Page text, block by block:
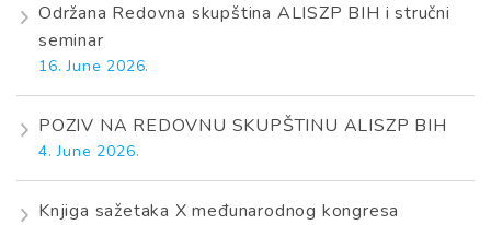
Održana Redovna skupština ALISZP BIH i stručni
seminar
16. June 2026.
POZIV NA REDOVNU SKUPŠTINU ALISZP BIH
4. June 2026.
Knjiga sažetaka X međunarodnog kongresa